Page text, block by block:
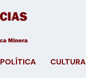
POLÍTICA CULTURA